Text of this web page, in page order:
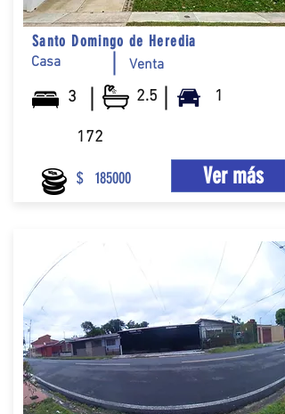
Santo Domingo de Heredia
Casa
Venta
3 2.5 1
172
185000
$ Ver más